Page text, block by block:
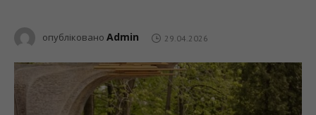
опубліковано Admin 29.04.2026